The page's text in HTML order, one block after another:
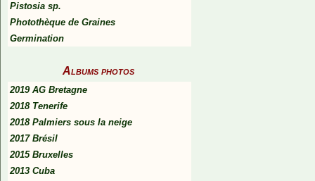
Pistosia sp.
Photothèque de Graines
Germination
Albums photos
2019 AG Bretagne
2018 Tenerife
2018 Palmiers sous la neige
2017 Brésil
2015 Bruxelles
2013 Cuba